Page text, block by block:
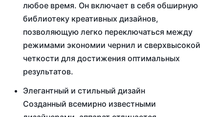
любое время. Он включает в себя обширную
библиотеку креативных дизайнов,
позволяющую легко переключаться между
режимами экономии чернил и сверхвысокой
четкости для достижения оптимальных
результатов.
Элегантный и стильный дизайн
Созданный всемирно известными